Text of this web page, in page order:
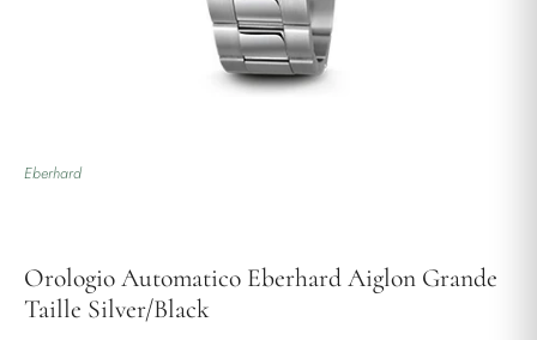
Eberhard
Orologio Automatico Eberhard Aiglon Grande
Taille Silver/Black